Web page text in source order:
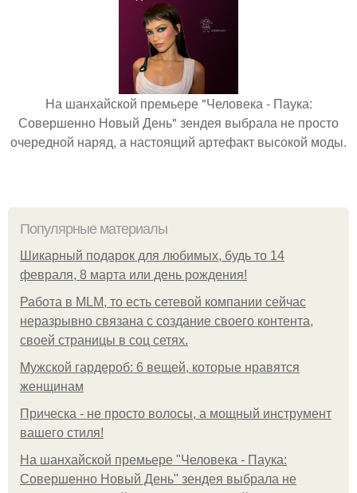
На шанхайской премьере "Человека - Паука:
Совершенно Новый День" зендея выбрала не просто
очередной наряд, а настоящий артефакт высокой моды.
Популярные материалы
Шикарный подарок для любимых, будь то 14
февраля, 8 марта или день рождения!
Работа в MLM, то есть сетевой компании сейчас
неразрывно связана с создание своего контента,
своей страницы в соц сетях.
Мужской гардероб: 6 вещей, которые нравятся
женщинам
Прическа - не просто волосы, а мощный инструмент
вашего стиля!
На шанхайской премьере "Человека - Паука:
Совершенно Новый День" зендея выбрала не